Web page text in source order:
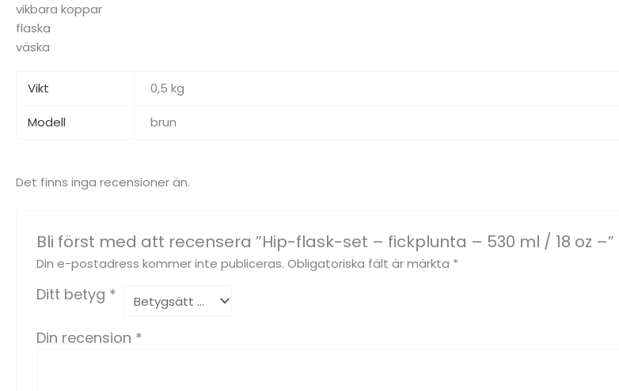
vikbara koppar
flaska
väska
Vikt 0,5 kg
Modell brun
Det finns inga recensioner än.
Bli först med att recensera ”Hip-flask-set – fickplunta – 530 ml / 18 oz –”
Din e-postadress kommer inte publiceras. Obligatoriska fält är märkta *
Ditt betyg *
Din recension *